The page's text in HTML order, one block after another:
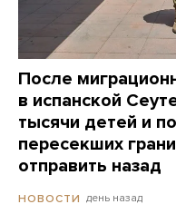
После
в испанской
тысячи детей и
пересекших
отправить назад
НОВОСТИ день назад